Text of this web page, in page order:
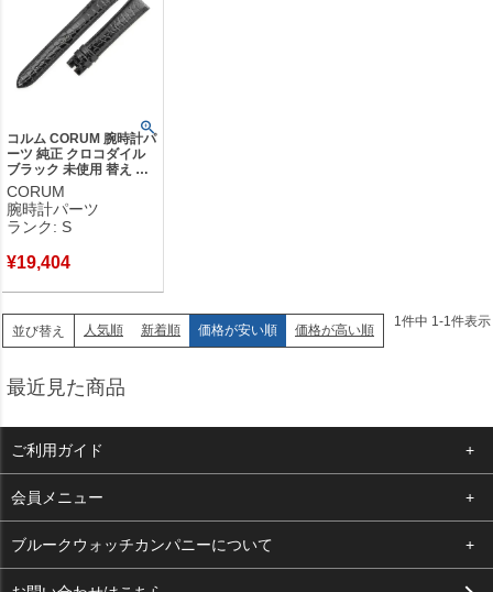
創業者：ガストン・リース
コルム CORUM 腕時計パ
ーツ 純正 クロコダイル
ブラック 未使用 替え ス
トラップ クロコバンド
ベルト 18mm シャイニ
ー ブラック 黒 【中古】
未使用保管品
CORUM
腕時計パーツ
ランク: S
¥19,404
並び替え 人気順 新着順 価格が安い順 価格が高い順
1 件中 1 -1 件表示
最近見た商品
ご利用ガイド
よくある質問
支払い・送料
会員メニュー
ログイン
ブルークウォッチカンパニーについて